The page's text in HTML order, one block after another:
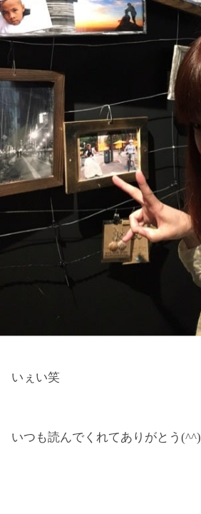
いぇい笑
いつも読んでくれてありがとう(^^)